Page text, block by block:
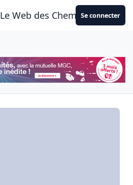
Le Web des CheminotsSe connecter